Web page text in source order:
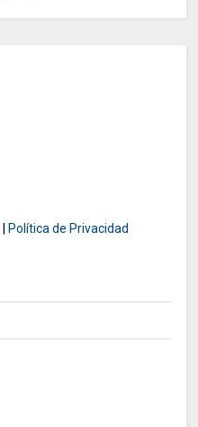
|Política de Privacidad